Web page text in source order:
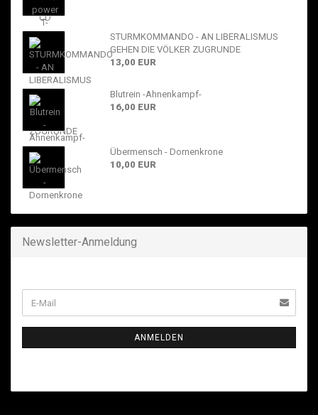
STURMKOMMANDO - AN LIBERALISMUS
GEHEN DIE VÖLKER ZUGRUNDE
13,00 EUR
Blutrein -Ahnenkampf-
16,00 EUR
Übermensch - Dornenkrone
10,00 EUR
Newsletter-Anmeldung
ANMELDEN